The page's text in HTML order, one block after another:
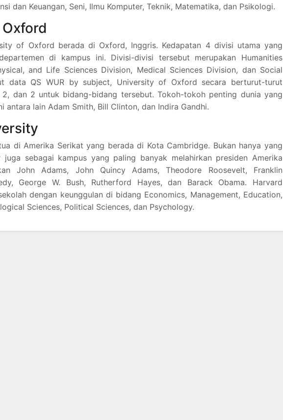
dan Keuangan, Seni, Ilmu Komputer, Teknik, Matematika, dan Psikologi.
of Oxford berada di Oxford, Inggris. Kedapatan 4 divisi utama yang
di kampus ini. Divisi-divisi tersebut merupakan Humanities
and Life Sciences Division, Medical Sciences Division, dan Social
data QS WUR by subject, University of Oxford secara berturut-turut
2, dan 2 untuk bidang-bidang tersebut. Tokoh-tokoh penting dunia yang
antara lain Adam Smith, Bill Clinton, dan Indira Gandhi.
di Amerika Serikat yang berada di Kota Cambridge. Bukan hanya yang
sebagai kampus yang paling banyak melahirkan presiden Amerika
John Adams, John Quincy Adams, Theodore Roosevelt, Franklin
George W. Bush, Rutherford Hayes, dan Barack Obama. Harvard
dengan keunggulan di bidang Economics, Management, Education,
Sciences, Political Sciences, dan Psychology.